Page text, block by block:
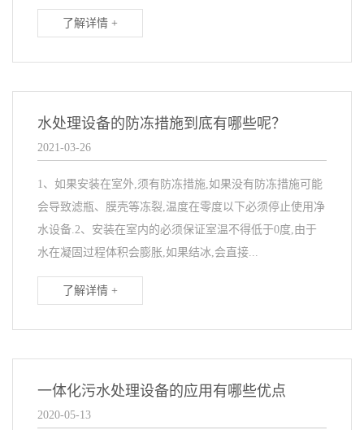
了解详情 +
水处理设备的防冻措施到底有哪些呢？
2021-03-26
1、如果安装在室外,须有防冻措施,如果没有防冻措施可能
会导致滤瓶、膜壳等冻裂,温度在零度以下必须停止使用净
水设备.2、安装在室内的必须保证室温不得低于0度,由于
水在凝固过程体积会膨胀,如果结冰,会直接...
了解详情 +
一体化污水处理设备的应用有哪些优点
2020-05-13